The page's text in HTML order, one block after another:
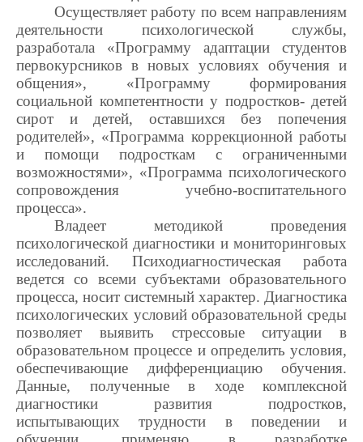
Осуществляет работу по всем направлениям
деятельности психологической службы,
разработала «Программу адаптации студентов
первокурсников в новых условиях обучения и
общения», «Программу формирования
социальной компетентности у подростков- детей
сирот и детей, оставшихся без попечения
родителей», «Программа коррекционной работы
и помощи подросткам с ограниченными
возможностями», «Программа психологического
сопровождения учебно-воспитательного
процесса».
Владеет методикой проведения
психологической диагностики и мониторинговых
исследований. Психодиагностическая работа
ведется со всеми субъектами образовательного
процесса, носит системный характер. Диагностика
психологических условий образовательной среды
позволяет выявить стрессовые ситуации в
образовательном процессе и определить условия,
обеспечивающие дифференциацию обучения.
Данные, полученные в ходе комплексной
диагностики развития подростков,
испытывающих трудности в поведении и